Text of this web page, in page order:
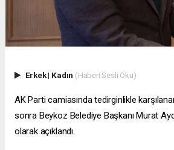
Erkek| Kadın (Haberi Sesli Oku)
AK Parti camiasında tedirginlikle
sonra Beykoz Belediye Başkanı Murat
olarak açıklandı.